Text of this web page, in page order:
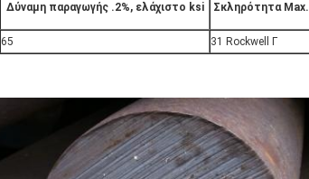
Δύναμη παραγωγής .2%, ελάχιστο ksi Σκληρότητα Max.
65
31 Rockwell Γ